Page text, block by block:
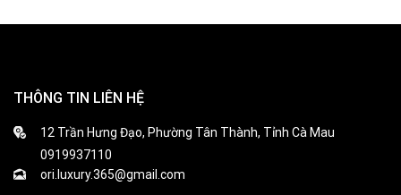
THÔNG TIN LIÊN HỆ
12 Trần Hưng Đạo, Phường Tân Thành, Tỉnh Cà Mau
0919937110
ori.luxury.365@gmail.com